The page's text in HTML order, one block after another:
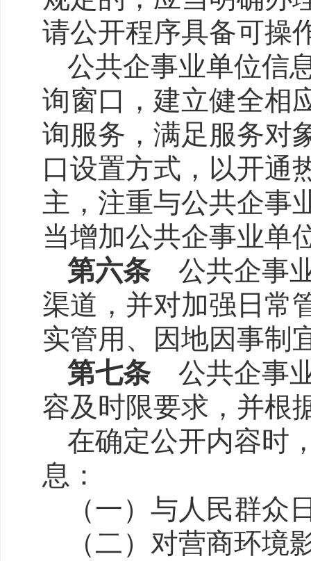
请公开程序具备可操
公共企事业单位信
询窗口，建立健全相
询服务，满足服务对
口设置方式，以开通
主，注重与公共企事
当增加公共企事业单
第六条公共企事业
渠道，并对加强日常
实管用、因地因事制
第七条 公共企事
容及时限要求，并根
在确定公开内容时
息：
（一）与人民群
（二）对营商环境